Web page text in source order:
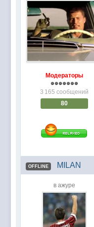
Модераторы
3 165 сообщений
80
OFFLINE MILAN
в ажуре